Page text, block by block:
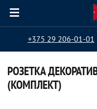
+375 29 206-01-01
РОЗЕТКА
(КОМПЛЕКТ)